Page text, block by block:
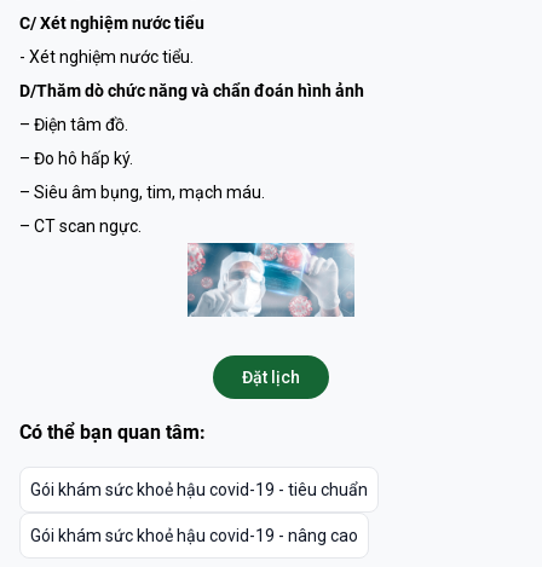
C/ Xét nghiệm nước tiểu
- Xét nghiệm nước tiểu.
D/Thăm dò chức năng và chẩn đoán hình ảnh
– Điện tâm đồ.
– Đo hô hấp ký.
– Siêu âm bụng, tim, mạch máu.
– CT scan ngực.
Đặt lịch
Có thể bạn quan tâm:
Gói khám sức khoẻ hậu covid-19 - tiêu chuẩn
Gói khám sức khoẻ hậu covid-19 - nâng cao